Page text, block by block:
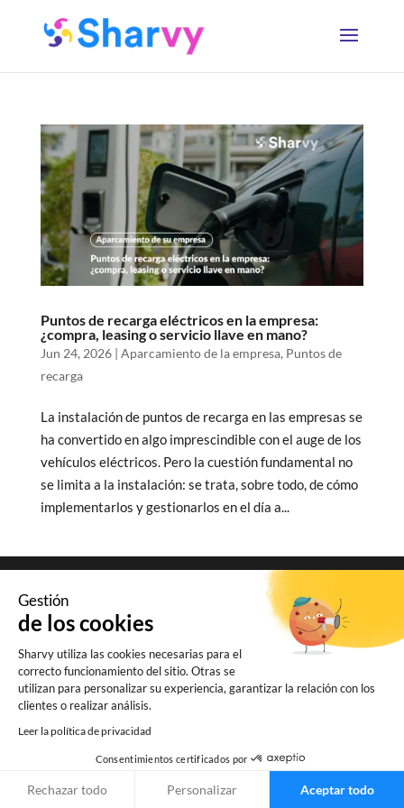
Gestión
de los cookies
Sharvy utiliza las cookies necesarias para el
correcto funcionamiento del sitio. Otras se
utilizan para personalizar su experiencia, garantizar la relación con los
clientes o realizar análisis.
Leer la política de privacidad
Consentimientos certificados por
Rechazar todo Personalizar Aceptar todo
Puntos de recarga eléctricos en la empresa:
¿compra, leasing o servicio llave en mano?
Jun 24, 2026| Aparcamiento de la empresa, Puntos de
recarga
La instalación de puntos de recarga en las empresas se
ha convertido en algo imprescindible con el auge de los
vehículos eléctricos. Pero la cuestión fundamental no
se limita a la instalación: se trata, sobre todo, de cómo
implementarlos y gestionarlos en el día a...